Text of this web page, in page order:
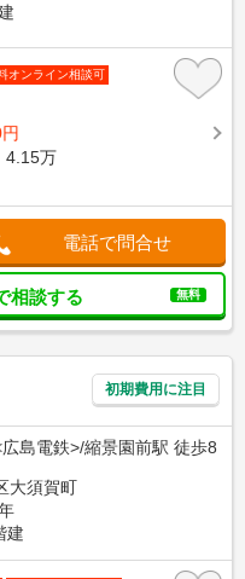
オンライン相談可
4.15万
電話で問合せ
相談する 無料
初期費用に注目
島電鉄>/縮景園前駅 徒歩8
大須賀町
建